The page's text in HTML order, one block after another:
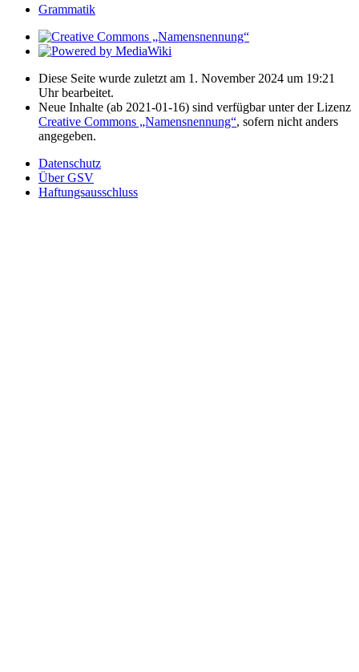
Grammatik
Diese Seite wurde zuletzt am 1. November 2024 um 19:21
Uhr bearbeitet.
Neue Inhalte (ab 2021-01-16) sind verfügbar unter der Lizenz
Creative Commons „Namensnennung“, sofern nicht anders
angegeben.
Datenschutz
Über GSV
Haftungsausschluss